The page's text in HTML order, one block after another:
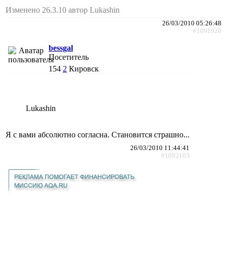
Изменено 26.3.10 автор Lukashin
26/03/2010 05:26:48
#1091920
bessgal
Посетитель
154 2 Кировск
Lukashin
Я с вами абсолютно согласна. Становится страшно...
26/03/2010 11:44:41
#1092103